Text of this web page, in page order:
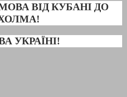
ВІД КУБАНІ ДО
УКРАЇНІ!